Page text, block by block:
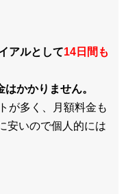
アルとして14日間も
かかりません。
が多く、月額料金も
安いので個人的には